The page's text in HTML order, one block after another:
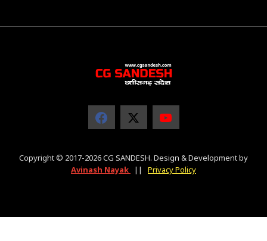
Copyright © 2017-2026 CG SANDESH. Design & Development by
Avinash Nayak
|| Privacy Policy